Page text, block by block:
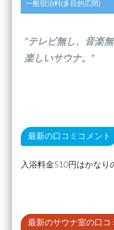
一般宿泊料(多目的広間)
”テレビ無し、音楽
楽しいサウナ。”
最新の口コミコメント
入浴料金510円はかなり
最新のサウナ室の口コ